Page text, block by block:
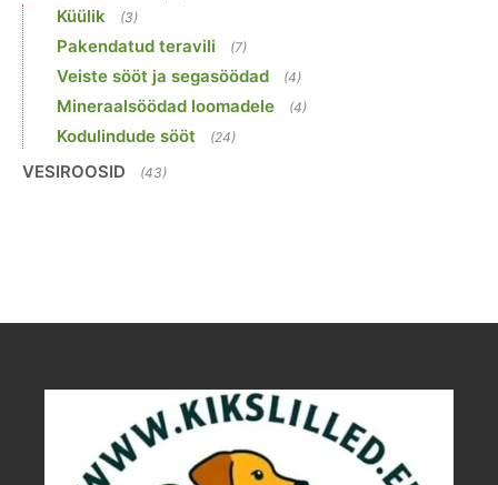
Küülik (3)
Pakendatud teravili (7)
Veiste sööt ja segasöödad (4)
Mineraalsöödad loomadele (4)
Kodulindude sööt (24)
VESIROOSID (43)